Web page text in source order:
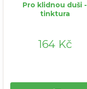
Pro klidnou duši -
tinktura
164 Kč